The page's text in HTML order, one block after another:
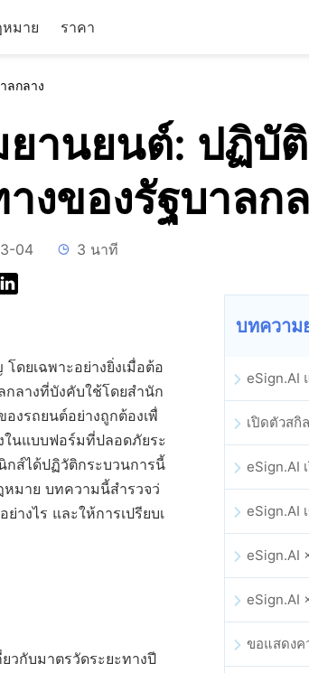
มาย ราคา
ลกลาง
านยนต์: ปฏิบั
งของรัฐบาลก
04 3 นาที
ดยเฉพาะอย่างยิ่งเมื่อต้อ
กลางที่บังคับใช้โดยสำนัก
งรถยนต์อย่างถูกต้องเพื่
ในแบบฟอร์มที่ปลอดภัยระ
กส์ได้ปฏิวัติกระบวนการนี้
มาย บทความนี้สำรวจว่
งไร และให้การเปรียบเ
วกับมาตรวัดระยะทางปี
บทความ